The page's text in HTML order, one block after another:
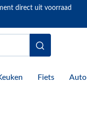
direct uit voorraad
Fiets Auto